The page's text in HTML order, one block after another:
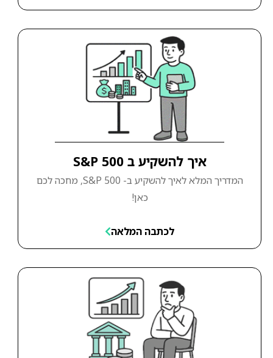
איך להשקיע ב S&P 500
המדריך המלא לאיך להשקיע ב- S&P 500, מחכה לכם
כאן!
לכתבה המלאה